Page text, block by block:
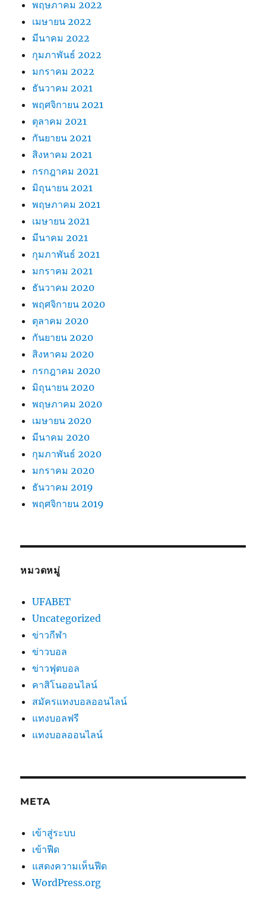
พฤษภาคม 2022
เมษายน 2022
มีนาคม 2022
กุมภาพันธ์ 2022
มกราคม 2022
ธันวาคม 2021
พฤศจิกายน 2021
ตุลาคม 2021
กันยายน 2021
สิงหาคม 2021
กรกฎาคม 2021
มิถุนายน 2021
พฤษภาคม 2021
เมษายน 2021
มีนาคม 2021
กุมภาพันธ์ 2021
มกราคม 2021
ธันวาคม 2020
พฤศจิกายน 2020
ตุลาคม 2020
กันยายน 2020
สิงหาคม 2020
กรกฎาคม 2020
มิถุนายน 2020
พฤษภาคม 2020
เมษายน 2020
มีนาคม 2020
กุมภาพันธ์ 2020
มกราคม 2020
ธันวาคม 2019
พฤศจิกายน 2019
หมวดหมู่
UFABET
Uncategorized
ข่าวกีฬา
ข่าวบอล
ข่าวฟุตบอล
คาสิโนออนไลน์
สมัครแทงบอลออนไลน์
แทงบอลฟรี
แทงบอลออนไลน์
META
เข้าสู่ระบบ
เข้าฟีด
แสดงความเห็นฟีด
WordPress.org